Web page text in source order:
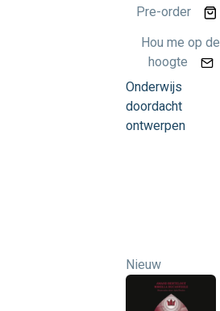
Pre-order
Hou me op de
hoogte
Onderwijs
doordacht
ontwerpen
Nieuw